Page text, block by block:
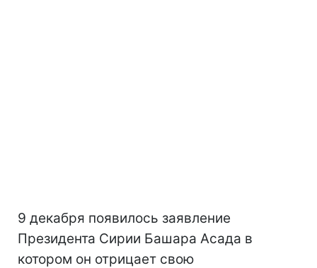
9 декабря появилось заявление
Президента Сирии Башара Асада в
котором он отрицает свою